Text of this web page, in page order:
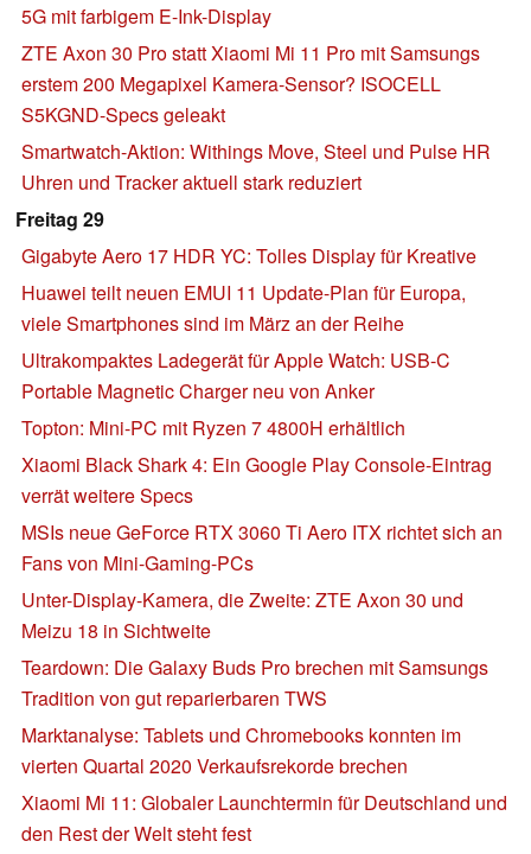
5G mit farbigem E-Ink-Display
ZTE Axon 30 Pro statt Xiaomi Mi 11 Pro mit Samsungs
erstem 200 Megapixel Kamera-Sensor? ISOCELL
S5KGND-Specs geleakt
Smartwatch-Aktion: Withings Move, Steel und Pulse HR
Uhren und Tracker aktuell stark reduziert
Freitag 29
Gigabyte Aero 17 HDR YC: Tolles Display für Kreative
Huawei teilt neuen EMUI 11 Update-Plan für Europa,
viele Smartphones sind im März an der Reihe
Ultrakompaktes Ladegerät für Apple Watch: USB-C
Portable Magnetic Charger neu von Anker
Topton: Mini-PC mit Ryzen 7 4800H erhältlich
Xiaomi Black Shark 4: Ein Google Play Console-Eintrag
verrät weitere Specs
MSIs neue GeForce RTX 3060 Ti Aero ITX richtet sich an
Fans von Mini-Gaming-PCs
Unter-Display-Kamera, die Zweite: ZTE Axon 30 und
Meizu 18 in Sichtweite
Teardown: Die Galaxy Buds Pro brechen mit Samsungs
Tradition von gut reparierbaren TWS
Marktanalyse: Tablets und Chromebooks konnten im
vierten Quartal 2020 Verkaufsrekorde brechen
Xiaomi Mi 11: Globaler Launchtermin für Deutschland und
den Rest der Welt steht fest